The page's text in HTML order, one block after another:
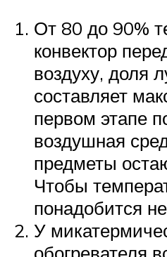
От 80 до 90%
конвектор
воздуху, доля
составляет
первом этапе
воздушная
предметы
Чтобы
понадобится
У